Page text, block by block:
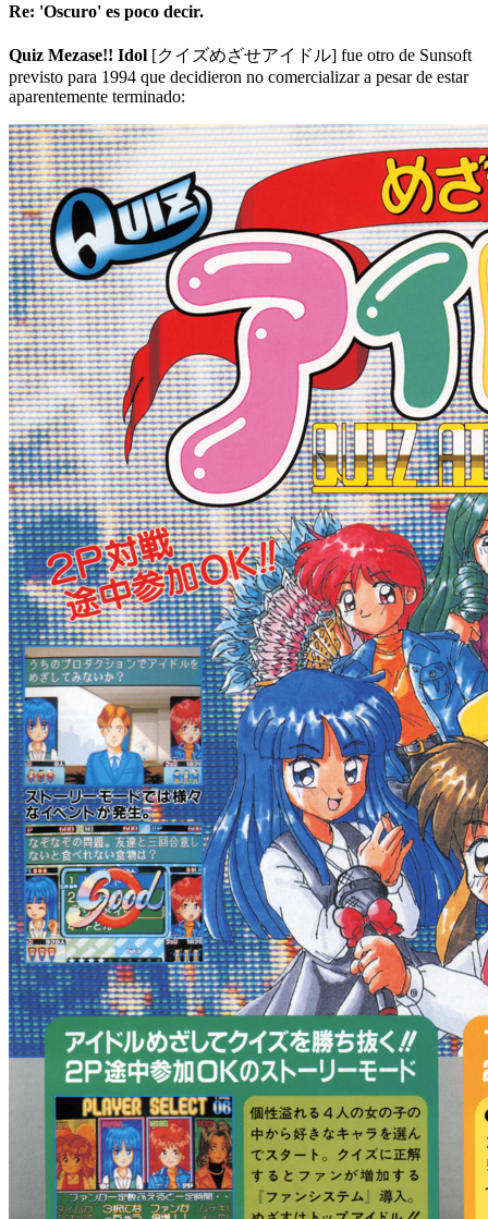
Re: 'Oscuro' es poco decir.
Quiz Mezase!! Idol [クイズめざせアイドル] fue otro de Sunsoft
previsto para 1994 que decidieron no comercializar a pesar de estar
aparentemente terminado: